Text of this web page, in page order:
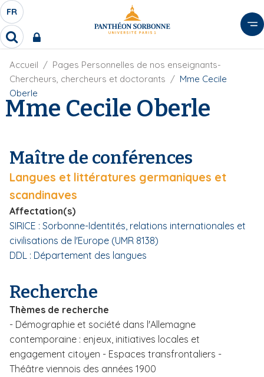
A
l
l
e
S
É
L
E
C
T
E
U
E
L
N
G
U
E
F
R
FR
R
c
h
e
r
c
r
F
i
d
'
A
a
n
e
Accueil
Pages Personnelles de nos enseignants-
Chercheurs, chercheurs et doctorants
Mme Cecile
Oberle
Mme Cecile Oberle
Maître de conférences
Langues et littératures germaniques et
scandinaves
Affectation(s)
SIRICE : Sorbonne-Identités, relations internationales et
civilisations de l'Europe (UMR 8138)
DDL : Département des langues
Recherche
Thèmes de recherche
- Démographie et société dans l'Allemagne
contemporaine : enjeux, initiatives locales et
engagement citoyen - Espaces transfrontaliers -
Théâtre viennois des années 1900